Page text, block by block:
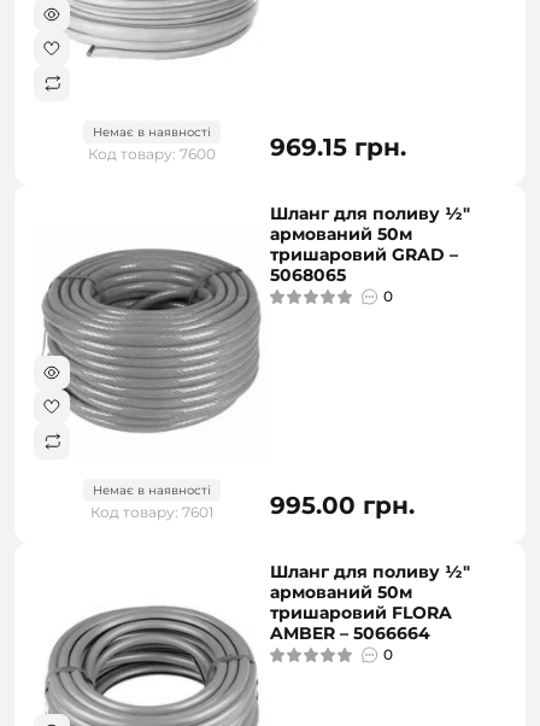
Немає в наявності
Код товару: 7600 969.15 грн.
Немає в наявності
Код товару: 7601
Шланг для поливу ½"
армований 50м
тришаровий GRAD –
5068065
0
995.00 грн.
Шланг для поливу ½"
армований 50м
тришаровий FLORA
AMBER – 5066664
0